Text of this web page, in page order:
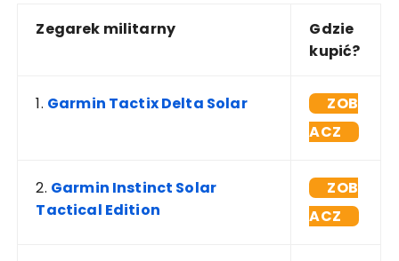
Zegarek militarny
Gdzie
kupić?
1. Garmin Tactix Delta Solar
ZOB
ACZ
2. Garmin Instinct Solar
Tactical Edition
ZOB
ACZ